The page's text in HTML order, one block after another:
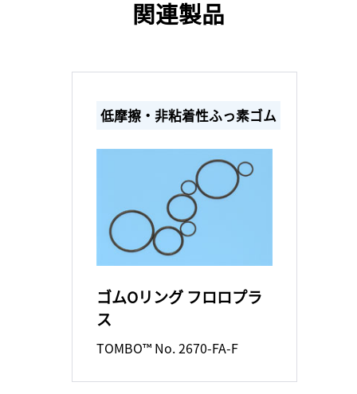
関連製品
低摩擦・非粘着性ふっ素ゴム
ゴムOリング フロロプラ
ス
TOMBO™ No. 2670-FA-F